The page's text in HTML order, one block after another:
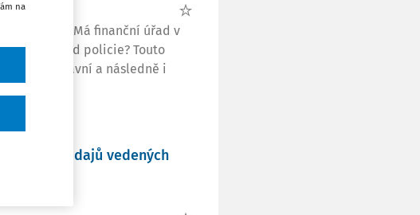
kontroly? Má finanční úřad v
záznamy od policie? Touto
správní a následně i
základě údajů vedených
na